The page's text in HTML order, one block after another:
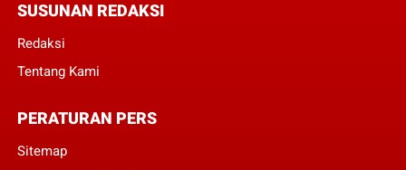
SUSUNAN REDAKSI
Redaksi
Tentang Kami
PERATURAN PERS
Sitemap